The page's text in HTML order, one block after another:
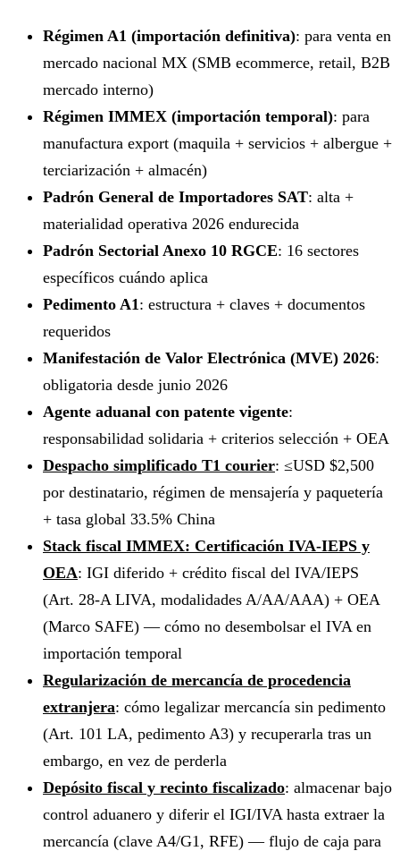
Régimen A1 (importación definitiva): para venta en
mercado nacional MX (SMB ecommerce, retail, B2B
mercado interno)
Régimen IMMEX (importación temporal): para
manufactura export (maquila + servicios + albergue +
terciarización + almacén)
Padrón General de Importadores SAT: alta +
materialidad operativa 2026 endurecida
Padrón Sectorial Anexo 10 RGCE: 16 sectores
específicos cuándo aplica
Pedimento A1 : estructura + claves + documentos
requeridos
Manifestación de Valor Electrónica (MVE) 2026:
obligatoria desde junio 2026
Agente aduanal con patente vigente:
responsabilidad solidaria + criterios selección + OEA
Despacho simplificado T1 courier: ≤USD $2,500
por destinatario, régimen de mensajería y paquetería
+ tasa global 33.5% China
Stack fiscal IMMEX: Certificación IVA-IEPS y
OEA: IGI diferido + crédito fiscal del IVA/IEPS
(Art. 28-A LIVA, modalidades A/AA/AAA) + OEA
(Marco SAFE) — cómo no desembolsar el IVA en
importación temporal
Regularización de mercancía de procedencia
extranjera: cómo legalizar mercancía sin pedimento
(Art. 101 LA, pedimento A3) y recuperarla tras un
embargo, en vez de perderla
Depósito fiscal y recinto fiscalizado: almacenar bajo
control aduanero y diferir el IGI/IVA hasta extraer la
mercancía (clave A4/G1, RFE) — flujo de caja para